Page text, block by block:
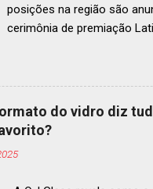
posições na região são
cerimônia de premiação
de dezembro em
Prato do Origem, o
bem ranqueado na lista
America’s 50 Best
ranqueados nas posições
do vidro diz